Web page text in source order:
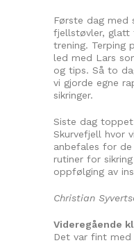
Første dag med
fjellstøvler, glatt
trening. Terping
led med Lars
og tips. Så to
vi gjorde egne
sikringer.
Siste dag
Skurvefjell hvor
anbefales for
rutiner for
oppfølging av
Christian
Videregående
Det var fint med